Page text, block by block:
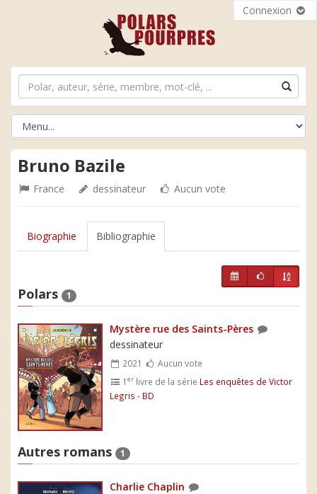
Connexion
Bruno Bazile
France dessinateur Aucun vote
Biographie Bibliographie
Polars 1
Mystère rue des Saints-Pères
dessinateur
2021
Aucun vote
1er livre de la série Les enquêtes de Victor
Legris - BD
Autres romans 1
Charlie Chaplin